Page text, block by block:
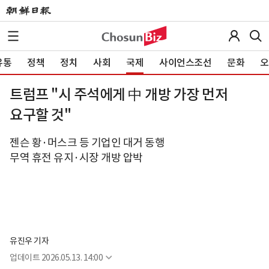
통 정책 정치 사회 국제 사이언스조선 문화
트럼프 "시 주석에게 中 개방 가장 먼저
요구할 것"
젠슨 황·머스크 등 기업인 대거 동행
무역 휴전 유지·시장 개방 압박
유진우 기자
업데이트 2026.05.13. 14:00